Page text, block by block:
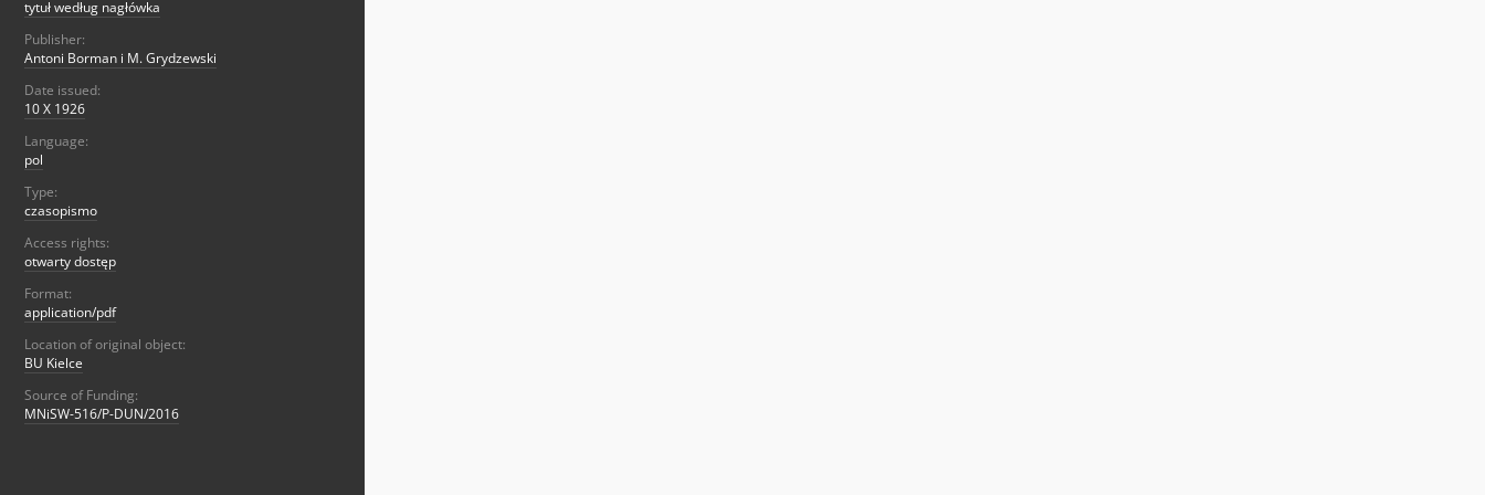
tytuł według nagłówka
Publisher:
Antoni Borman i M. Grydzewski
Date issued:
10 X 1926
Language:
pol
Type:
czasopismo
Access rights:
otwarty dostęp
Format:
application/pdf
Location of original object:
BU Kielce
Source of Funding:
MNiSW-516/P-DUN/2016